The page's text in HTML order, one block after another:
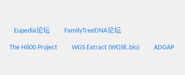
Eupedia论坛 FamilyTreeDNA论坛
The H600 Project WGS Extract (WGSE.bio) ADGAP